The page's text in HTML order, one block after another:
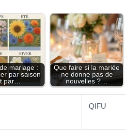
mariage :
par saison
par…
Que faire si la mariée
ne donne pas de
nouvelles ?…
QIFU